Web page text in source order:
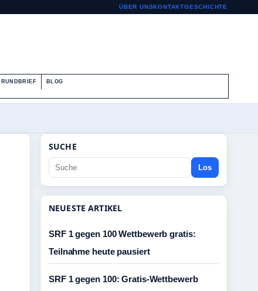
ÜBER UNSKONTAKTGESCHICHTE
RUNDBRIEF BLOG
SUCHE
Los
NEUESTE ARTIKEL
SRF 1 gegen 100 Wettbewerb gratis:
Teilnahme heute pausiert
SRF 1 gegen 100: Gratis-Wettbewerb